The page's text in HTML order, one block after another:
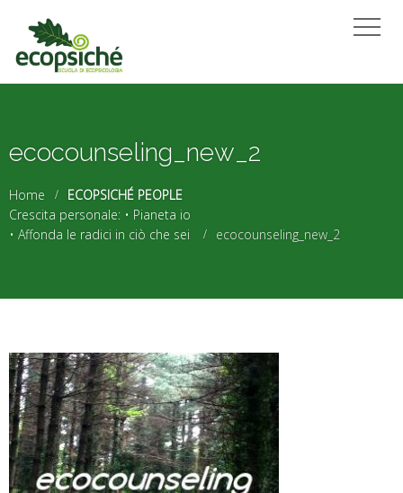
ecocounseling_new_2
Home
ECOPSICHÉ PEOPLE
Crescita personale: • Pianeta io
• Affonda le radici in ciò che sei
ecocounseling_new_2